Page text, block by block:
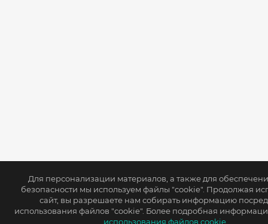
Для персонализации материалов, а также для
безопасности мы используем файлы "cookie". Продолжая
сайт, вы разрешаете нам собирать информацию
использования файлов "cookie". Более подробная
использования файлов cookie.